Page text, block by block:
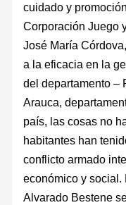
cuidado y
Corporación Juego
José María
a la eficacia en la
del departamento –
Arauca,
país, las cosas no
habitantes han
conflicto armado
económico y social.
Alvarado Bestene